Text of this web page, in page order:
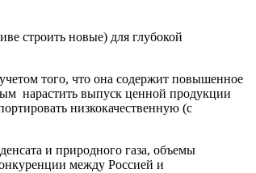
строить новые) для глубокой
того, что она содержит повышенное
нарастить выпуск ценной продукции
низкокачественную (с
и природного газа, объемы
между Россией и